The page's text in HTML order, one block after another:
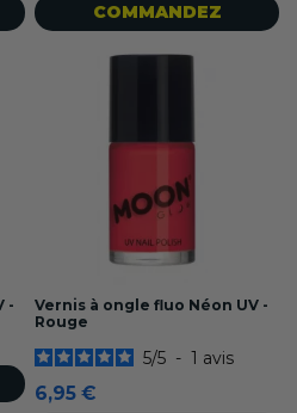
COMMANDEZ
-
Vernis à ongle fluo Néon UV -
Rouge
5/5 - 1 avis
6,95 €